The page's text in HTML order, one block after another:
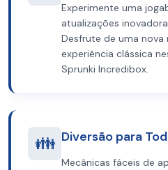
Experimente uma
atualizações
Desfrute de uma nova
experiência clássica
Sprunki Incredibox.
👪 Diversão para
Mecânicas fáceis de